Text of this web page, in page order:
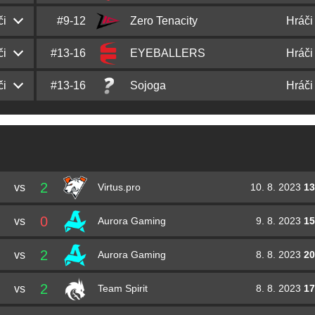
Danildonk Kryshkovets
Joãostory Vieira
Rafaelarrozdoce
DionFASHRDerksen
Nils k1to Gruhne
regali Harjău
JindřichZEDKO Chyba
Sebastian beastikDaňo
Tomáš oskarŠťastný
SimonKWERTZZHorák
ThomasThomasUtting
KarolrallenRodowicz
Joey CRUC1ALSteusel
AdamNEOFRAGZouhar
#9-12 Zero Tenacity Hráči
Filip aVN Belojica
Nemanja nEMANHA
AndrejCjoffoŠarac
SašasimkeSimić
#13-16 EYEBALLERS Hráči
JesperJW Wecksell
CasperSHiNE
PeppePeppzorBorak
#13-16 Sojoga Hráči
Matheusmawth
Alef tatazinPereira
CauãCSO Staimbach
vs 2 Virtus.pro 10. 8. 2023
vs 0 Aurora Gaming 9. 8. 2023
vs 2 Aurora Gaming 8. 8. 2023
vs 2 Team Spirit 8. 8. 2023